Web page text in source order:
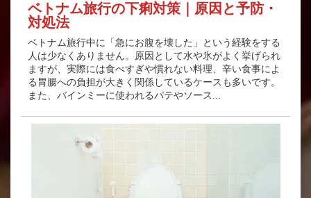
ベトナム旅行の下痢対策｜原因と予防・
対処法
ベトナム旅行中に「急にお腹を壊した」という経験をする
人は少なくありません。原因として水や氷がよく挙げられ
ますが、実際には食べすぎや慣れない料理、辛い食事によ
る胃腸への負担が大きく関係しているケースも多いです。
また、バインミーに使われるパテやソース...